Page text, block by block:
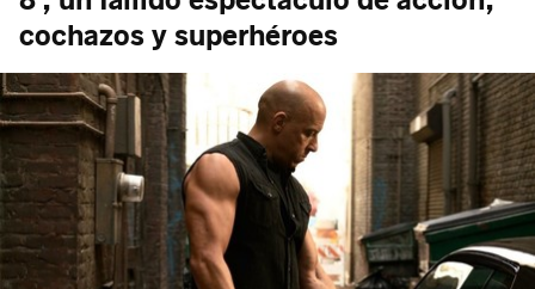
cochazos y superhéroes